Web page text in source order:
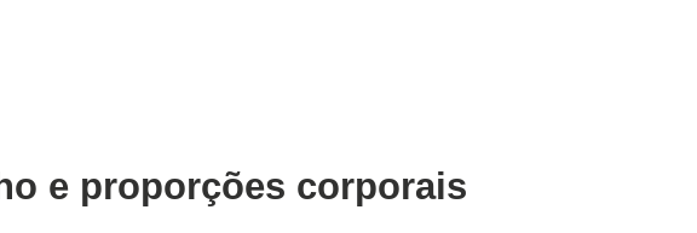
e proporções corporais